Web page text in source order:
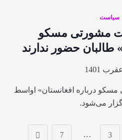
سیاست
مشورتی مسکو
طالبان حضور ندارند
درباره افغانستان» اواسط
می‌شود.
3
…
7